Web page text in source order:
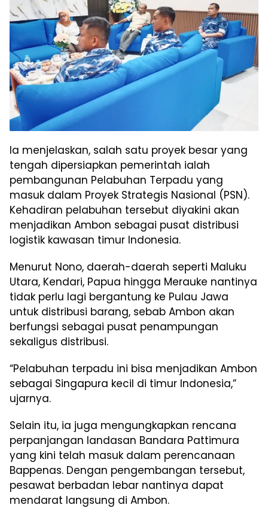
Ia menjelaskan, salah satu proyek besar yang
tengah dipersiapkan pemerintah ialah
pembangunan Pelabuhan Terpadu yang
masuk dalam Proyek Strategis Nasional (PSN).
Kehadiran pelabuhan tersebut diyakini akan
menjadikan Ambon sebagai pusat distribusi
logistik kawasan timur Indonesia.
Menurut Nono, daerah-daerah seperti Maluku
Utara, Kendari, Papua hingga Merauke nantinya
tidak perlu lagi bergantung ke Pulau Jawa
untuk distribusi barang, sebab Ambon akan
berfungsi sebagai pusat penampungan
sekaligus distribusi.
“Pelabuhan terpadu ini bisa menjadikan Ambon
sebagai Singapura kecil di timur Indonesia,”
ujarnya.
Selain itu, ia juga mengungkapkan rencana
perpanjangan landasan Bandara Pattimura
yang kini telah masuk dalam perencanaan
Bappenas. Dengan pengembangan tersebut,
pesawat berbadan lebar nantinya dapat
mendarat langsung di Ambon.